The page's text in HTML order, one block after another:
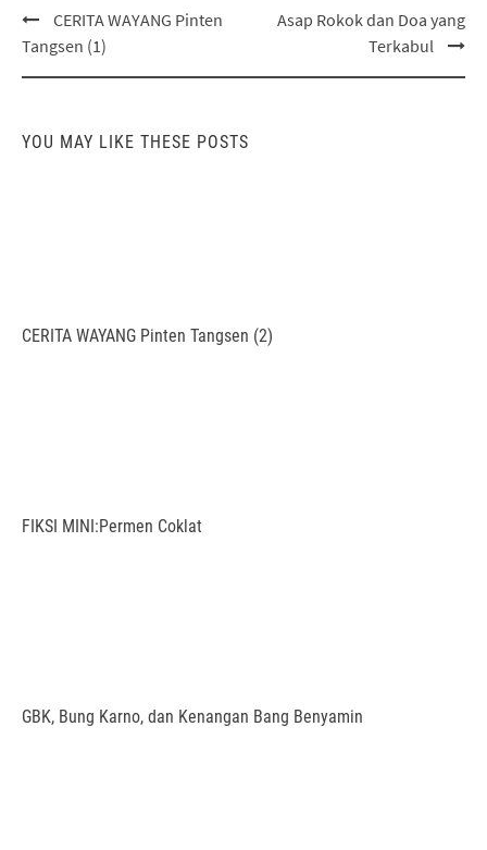
Post
navigation
CERITA WAYANG Pinten
Tangsen (1)
Asap Rokok dan Doa yang
Terkabul
YOU MAY LIKE THESE POSTS
CERITA WAYANG Pinten Tangsen (2)
FIKSI MINI:Permen Coklat
GBK, Bung Karno, dan Kenangan Bang Benyamin